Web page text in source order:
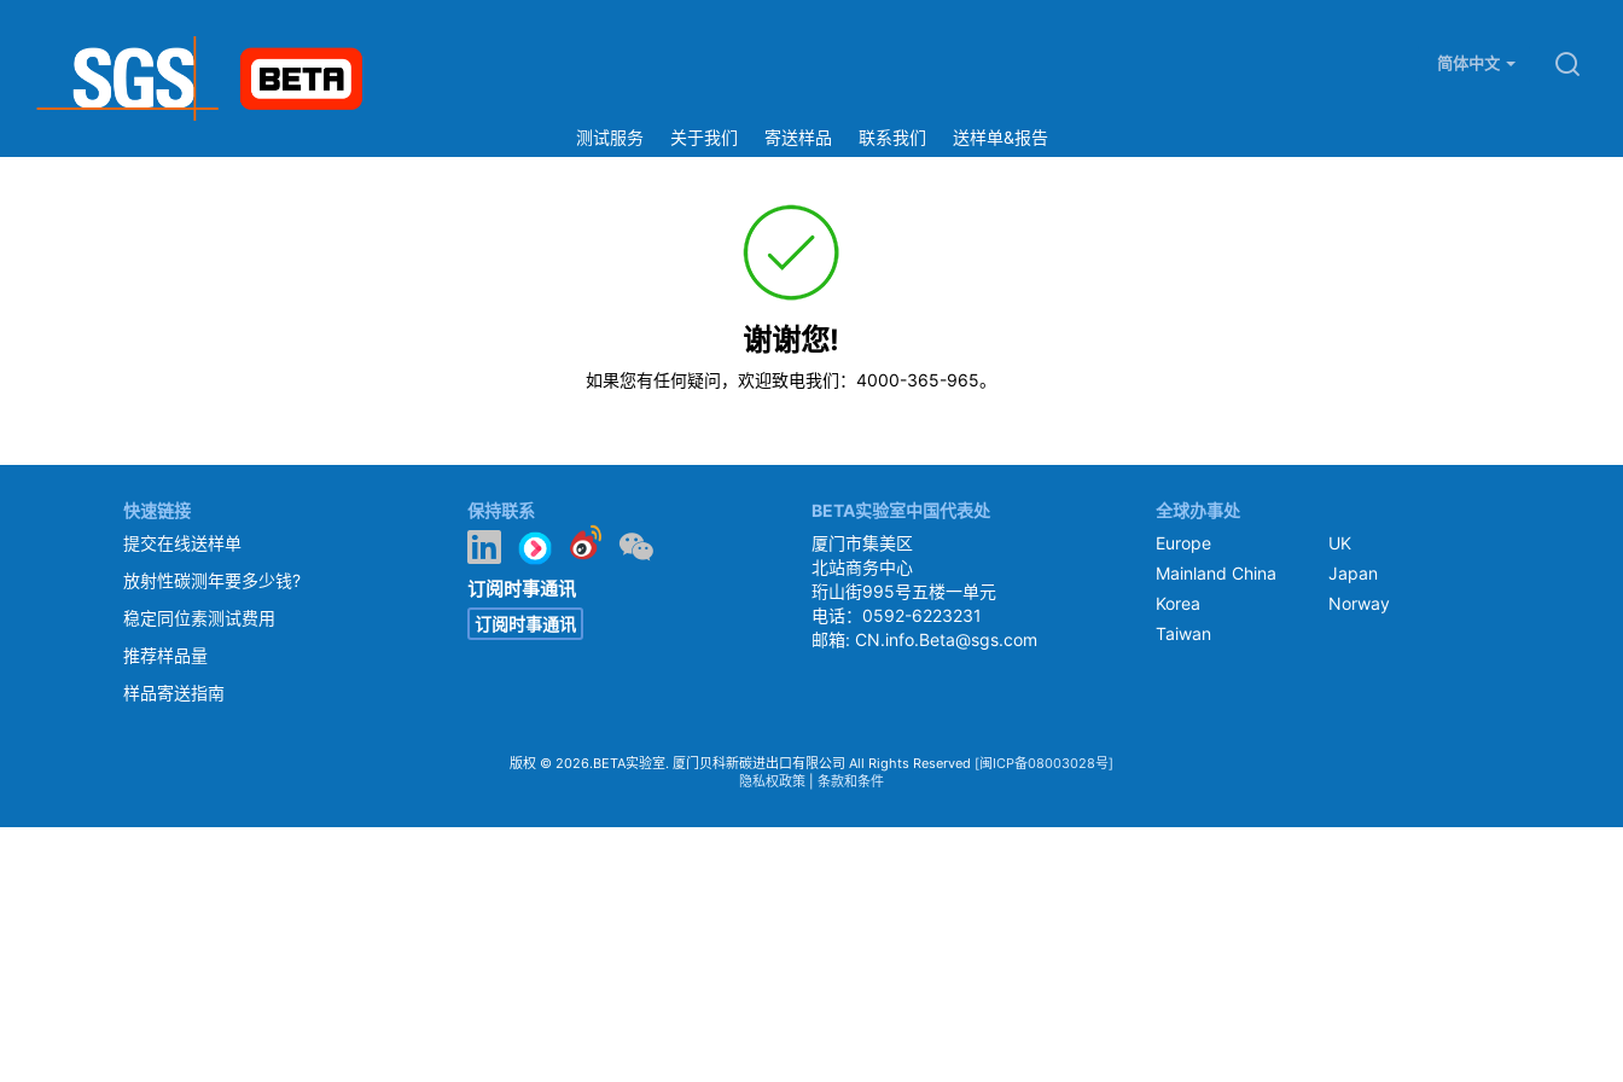
简体中文
测试服务 关于我们 寄送样品 联系我们 送样单&报告
谢谢您!
如果您有任何疑问，欢迎致电我们：4000-365-965。
快速链接
提交在线送样单
放射性碳测年要多少钱?
稳定同位素测试费用
推荐样品量
样品寄送指南
保持联系
订阅时事通讯
订阅时事通讯
BETA实验室中国代表处
厦门市集美区
北站商务中心
珩山街995号五楼一单元
电话：0592-6223231
邮箱: CN.info.Beta@sgs.com
全球办事处
Europe
UK
Mainland China
Japan
Korea
Norway
Taiwan
版权 © 2026.BETA实验室. 厦门贝科新碳进出口有限公司 All Rights Reserved [闽ICP备08003028号]
隐私权政策
条款和条件